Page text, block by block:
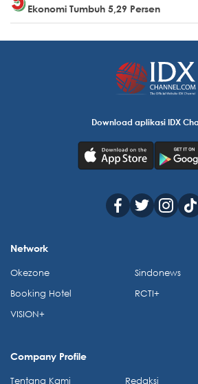
Ekonomi Tumbuh 5,29 Persen
Download aplikasi IDX
Network
Okezone
Booking Hotel
VISION+
Sindonews
RCTI+
Company Profile
Tentang Kami Redaksi